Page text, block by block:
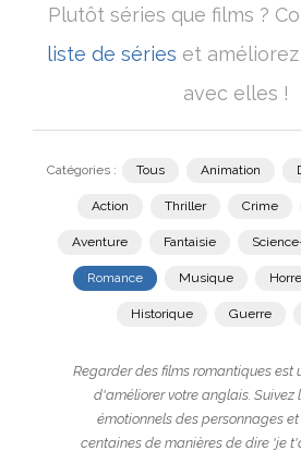
Plutôt séries que films ?
liste de séries et
avec elles !
Catégories : Tous Animation
Action Thriller Crime
Aventure Fantaisie
Romance Musique
Historique Guerre
Regarder des films romantiques est
d'améliorer votre anglais. Suivez
émotionnels des personnages
centaines de manières de dire 'je